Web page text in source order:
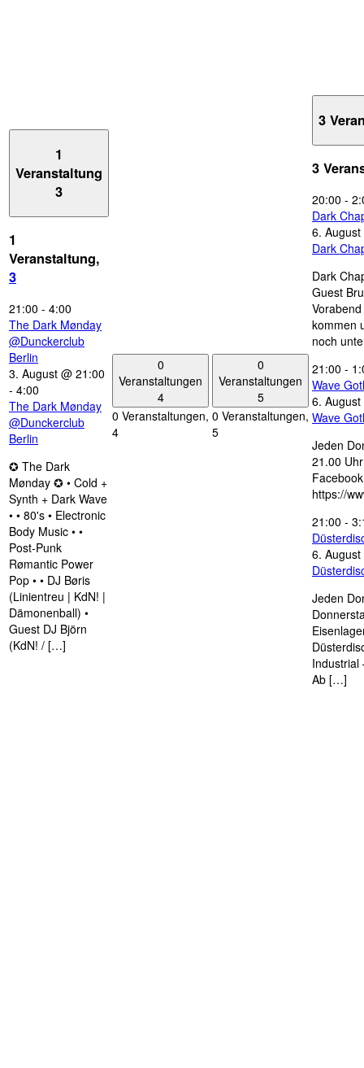
1
Veranstaltung
3
1
Veranstaltung,
3
21:00 - 4:00
The Dark Mønday
@Dunckerclub
Berlin
3. August @ 21:00
- 4:00
The Dark Mønday
@Dunckerclub
Berlin
✪ The Dark
Mønday ✪ • Cold +
Synth + Dark Wave
• • 80's • Electronic
Body Music • •
Post-Punk
Rømantic Power
Pop • • DJ Børis
(Linientreu | KdN! |
Dämonenball) •
Guest DJ Björn
(KdN! / […]
0
Veranstaltungen
4
0 Veranstaltungen,
4
0
Veranstaltungen
5
0 Veranstaltungen,
5
3
3
20:00 -
Dark
6.
Dark
Dark
Guest
kommen
noch
21:00 -
Wave
6.
Wave
Jeden
21.00
https://
21:00 -
6.
Jeden
Industrial
Ab […]